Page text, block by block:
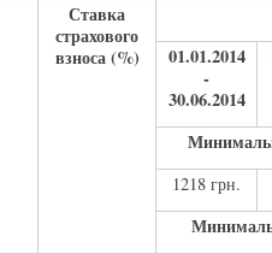
Ставка
страхового
взноса (%)
01.01.2014
-
30.06.2014
1218 грн.